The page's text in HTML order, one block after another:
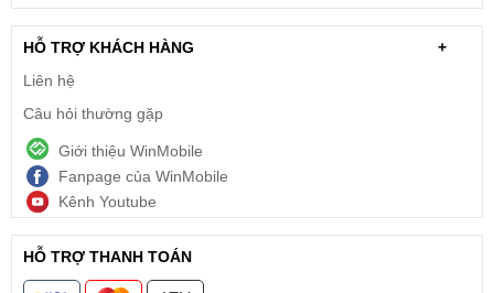
HỖ TRỢ KHÁCH HÀNG
+
Liên hệ
Câu hỏi thường gặp
Giới thiệu WinMobile
Fanpage của WinMobile
Kênh Youtube
HỖ TRỢ THANH TOÁN